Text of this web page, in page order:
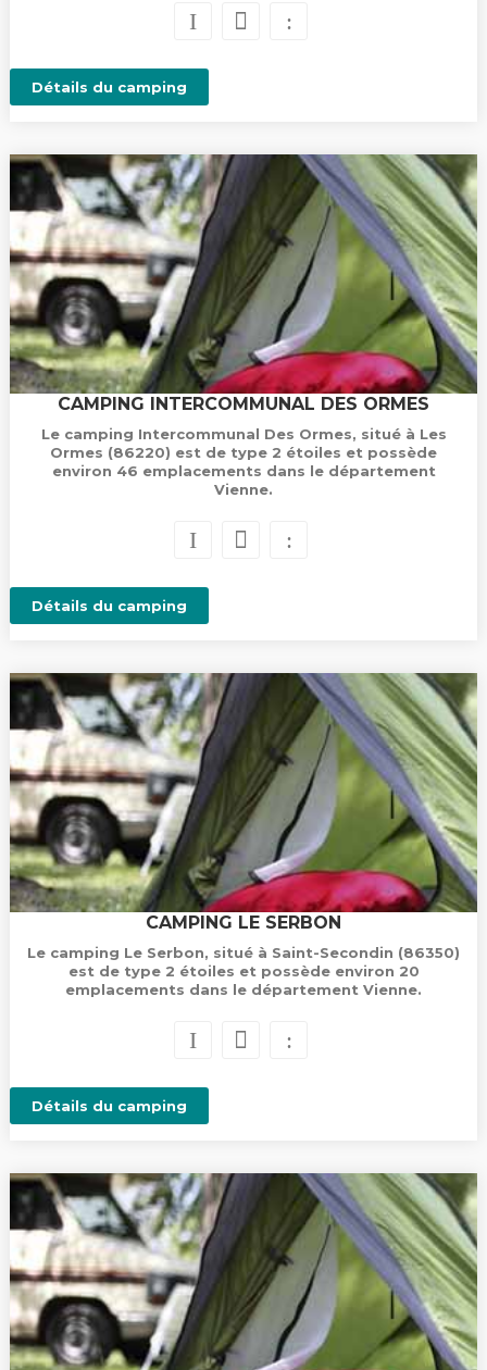
Détails du camping
CAMPING INTERCOMMUNAL DES ORMES
Le camping Intercommunal Des Ormes, situé à Les
Ormes (86220) est de type 2 étoiles et possède
environ 46 emplacements dans le département
Vienne.
Détails du camping
CAMPING LE SERBON
Le camping Le Serbon, situé à Saint-Secondin (86350)
est de type 2 étoiles et possède environ 20
emplacements dans le département Vienne.
Détails du camping